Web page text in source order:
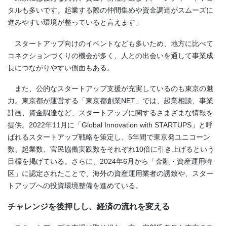
タルも多いです。起業する際の仲間集めや資金調達がスムーズに
進みやすい環境が整っていると言えます」
スタートアップ向けのイベントなども多いため、地方に比べて
コネクションづくりの機会が多く、人との出会いを通して事業成
長につながりやすい側面もある。
また、公的なスタートアップ支援が充実しているのも東京の魅
力。東京都が運営する「東京都創業NET」では、起業相談、事業
計画、資金調達など、スタートアップに関するさまざまな情報を
提供。2022年11月に「Global Innovation with STARTUPS」と呼
ばれるスタートアップ戦略を策定し、5年間で東京発ユニコーン
数、起業数、官民協働実践数をそれぞれ10倍に引き上げるという
目標を掲げている。さらに、2024年6月から「金融・資産運用特
区」に認定されたことで、海外の資産運用業者の誘致や、スター
トアップへの投資環境整備を進めている。
チャレンジを後押しし、経済の流れを変える